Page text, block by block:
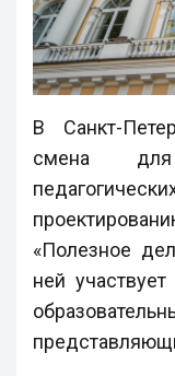
В Санкт-
смена для
«Полезное
ней